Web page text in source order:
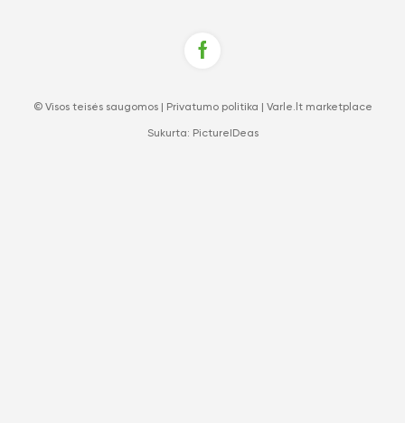
© Visos teisės saugomos | Privatumo politika Varle.lt marketplace
Sukurta: PictureIDeas